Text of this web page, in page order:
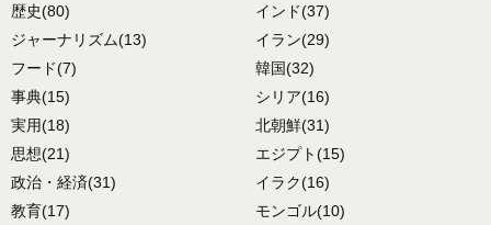
歴史(80)
ジャーナリズム(13)
フード(7)
事典(15)
実用(18)
思想(21)
政治・経済(31)
教育(17)
インド(37)
イラン(29)
韓国(32)
シリア(16)
北朝鮮(31)
エジプト(15)
イラク(16)
モンゴル(10)